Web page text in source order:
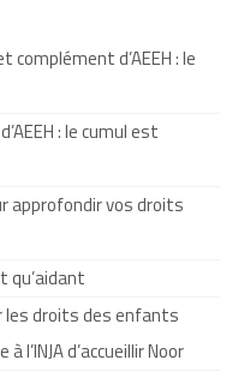
d’invalidité
complément d’AEEH : le
: le cumul est
approfondir vos droits
qu’aidant
les droits des enfants
l’INJA d’accueillir Noor